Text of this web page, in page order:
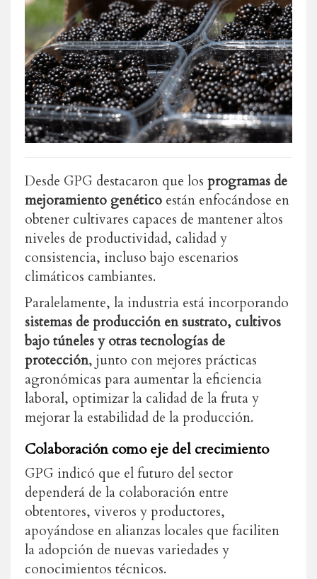
Desde GPG destacaron que los programas de
mejoramiento genético están enfocándose en
obtener cultivares capaces de mantener altos
niveles de productividad, calidad y
consistencia, incluso bajo escenarios
climáticos cambiantes.
Paralelamente, la industria está incorporando
sistemas de producción en sustrato, cultivos
bajo túneles y otras tecnologías de
protección, junto con mejores prácticas
agronómicas para aumentar la eficiencia
laboral, optimizar la calidad de la fruta y
mejorar la estabilidad de la producción.
Colaboración como eje del crecimiento
GPG indicó que el futuro del sector
dependerá de la colaboración entre
obtentores, viveros y productores,
apoyándose en alianzas locales que faciliten
la adopción de nuevas variedades y
conocimientos técnicos.